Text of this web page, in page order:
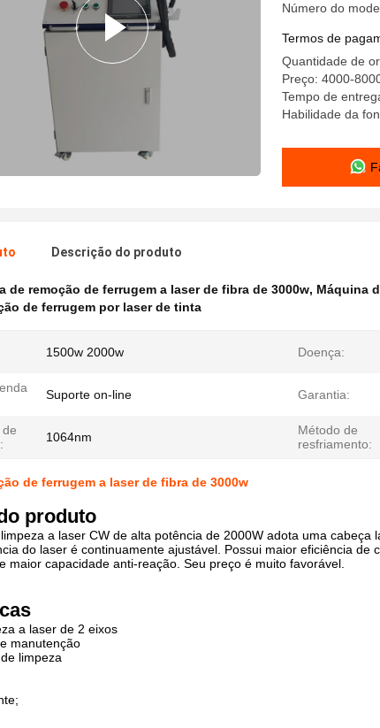
Número do
Termos de
Quantidade de
Preço: 4000-
Tempo de
Habilidade da
Descrição do produto
de remoção de ferrugem a laser de fibra de 3000w, Máquina
de ferrugem por laser de tinta
1500w 2000w Doença:
Suporte on-line Garantia:
1064nm
Método de
resfriamento:
de ferrugem a laser de fibra de 3000w
produto
a laser CW de alta potência de 2000W adota uma cabeça
do laser é continuamente ajustável. Possui maior eficiência
maior capacidade anti-reação. Seu preço é muito favorável.
a laser de 2 eixos
manutenção
limpeza